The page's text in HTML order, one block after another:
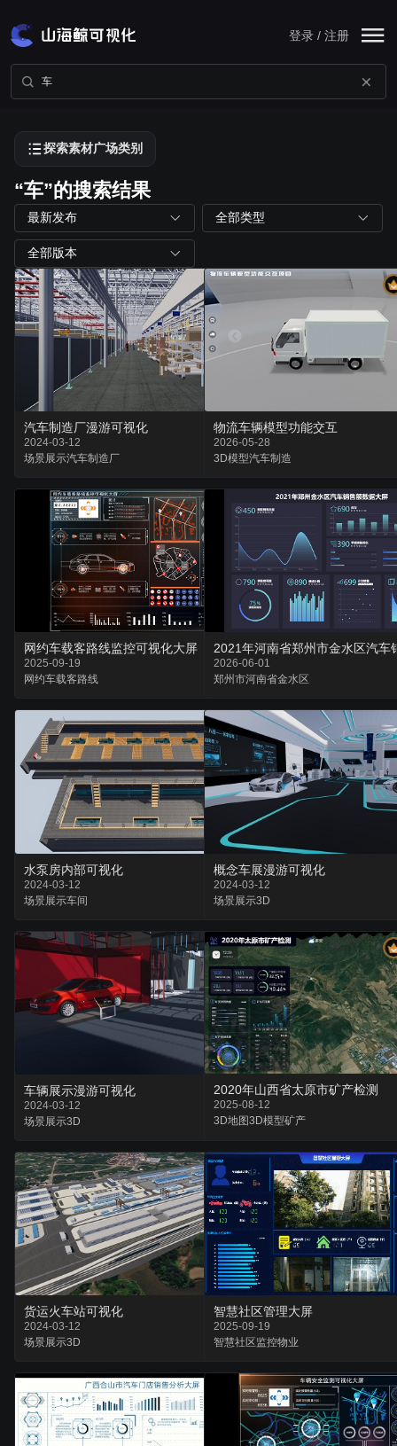
登录 / 注册
探索素材广场类别
“车”的搜索结果
最新发布 全部类型
全部版本
汽车制造厂漫游可视化
2024-03-12
场景展示汽车制造厂
物流车辆模型功能交互
2026-05-28
3D模型汽车制造
网约车载客路线监控可视化大屏
2025-09-19
网约车载客路线
2026-06-01
郑州市河南省金水区
水泵房内部可视化
2024-03-12
场景展示车间
概念车展漫游可视化
2024-03-12
场景展示3D
车辆展示漫游可视化
2024-03-12
场景展示3D
2020年山西省太原市矿产检测
2025-08-12
3D地图3D模型矿产
货运火车站可视化
2024-03-12
场景展示3D
智慧社区管理大屏
2025-09-19
智慧社区监控物业